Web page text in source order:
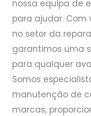
nossa equipa de
para ajudar. Com
no setor da
garantimos uma
para qualquer
Somos
manutenção de
marcas,